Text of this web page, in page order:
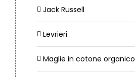
Jack Russell
Levrieri
Maglie in cotone organico